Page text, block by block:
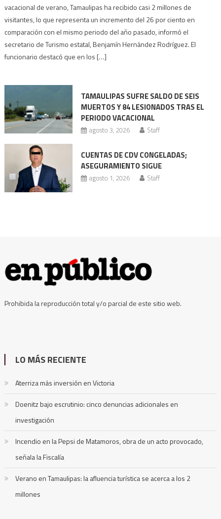
en
Tamaulipas:
turística
los
2
vacacional de verano, Tamaulipas ha recibido casi 2 millones de
visitantes, lo que representa un incremento del 26 por ciento en
comparación con el mismo periodo del año pasado, informó el
secretario de Turismo estatal, Benjamín Hernández Rodríguez. El
funcionario destacó que en los […]
TAMAULIPAS SUFRE SALDO DE SEIS
MUERTOS Y 84 LESIONADOS TRAS EL
PERIODO VACACIONAL
agosto 3, 2026 Staff
CUENTAS DE CDV CONGELADAS;
ASEGURAMIENTO SIGUE
agosto 1, 2026 Staff
Prohibida la reproducción total y/o parcial de este sitio web.
LO MÁS RECIENTE
Aterriza más inversión en Victoria
Doenitz bajo escrutinio: cinco denuncias adicionales en
investigación
Incendio en la Pepsi de Matamoros, obra de un acto provocado,
señala la Fiscalía
Verano en Tamaulipas: la afluencia turística se acerca a los 2
millones